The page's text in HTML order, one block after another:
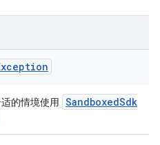
的情境使用 SandboxedSdk